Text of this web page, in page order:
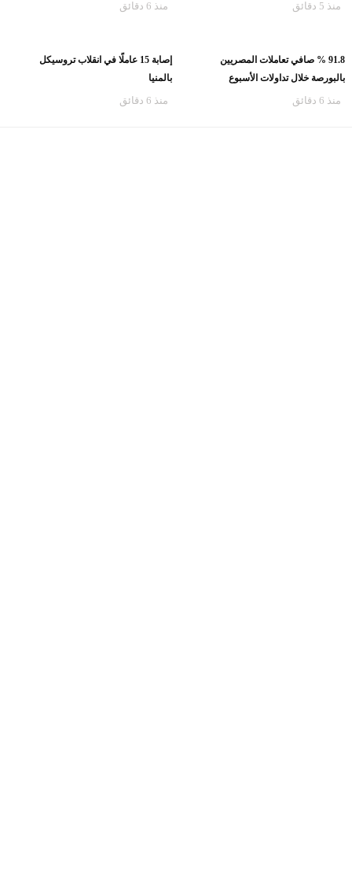
منذ 5 دقائق منذ 6 دقائق
91.8 % صافي تعاملات المصريين
بالبورصة خلال تداولات الأسبوع
منذ 6 دقائق
إصابة 15 عاملًا في انقلاب تروسيكل
بالمنيا
منذ 6 دقائق